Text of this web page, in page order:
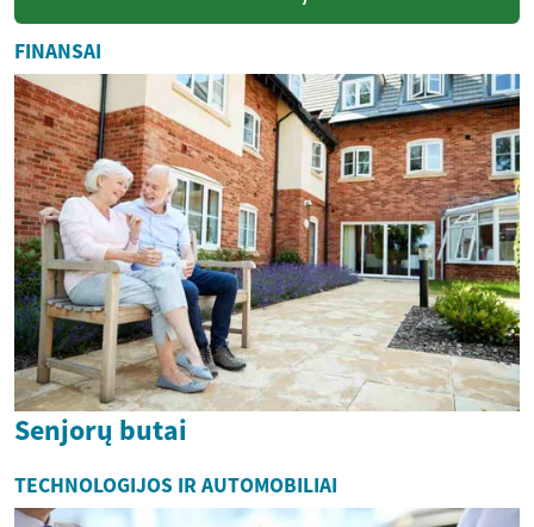
švarą ir higieną įvairiose
aplinkose – nuo namų ūkių
iki did...
FINANSAI
Senjorų butai
TECHNOLOGIJOS IR AUTOMOBILIAI